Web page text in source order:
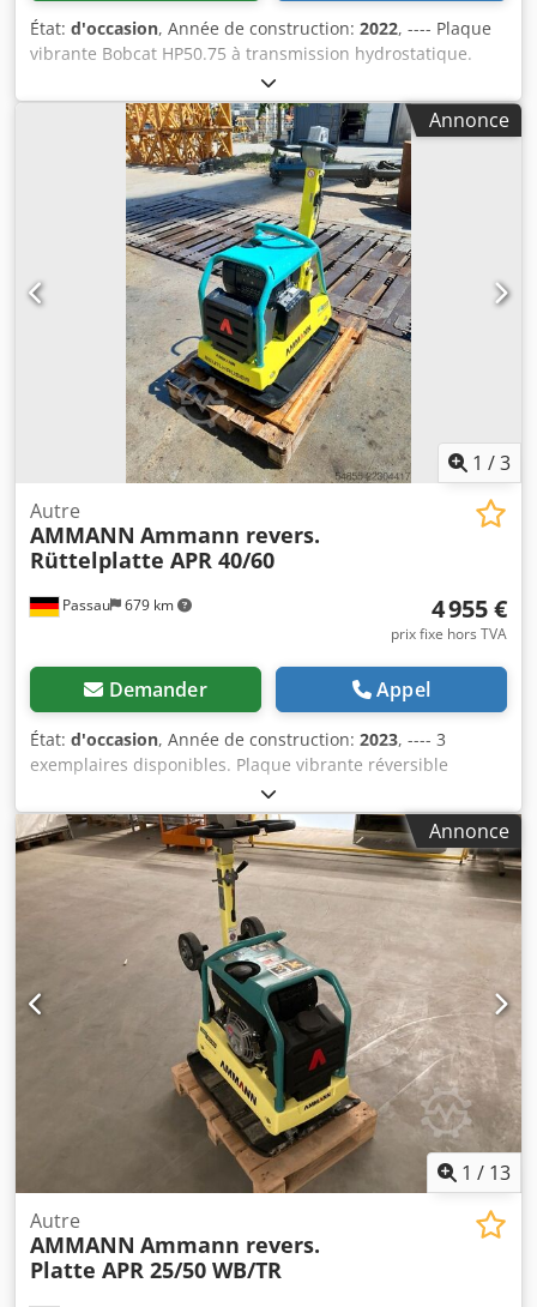
État: d'occasion, Année de construction: 2022, ---- Plaque
vibrante Bobcat HP50.75 à transmission hydrostatique.
Poids de la machine : 350 kg Longueur de la plaque :
450 mm Longueur de la machine : 900 mm Djdjzkz Tkjpfx
Ad Nsck Longueur de la machine avec la poignée :
1 600 mm Hauteur de la machine : 820 mm Hauteur de la
poignée (en position de travail) : 1 000 mm Hauteur de la
poignée (en position de transport) : 1 500 mm Largeur de
la machine : 450 / 600 / 750 mm Moteur : Hatz Supra
1D50S Carburant : diesel Puissance du moteur (tr/min) :
7 kW à 3 200 tr/min Fréquence de vibration maximale :
70 Hz Force centrifuge maximale : 50 kN Capacité de
pente : 36 % Amplitude : 1,7 mm
Annonce
1 /3
Passau 679 km
Autre
AMMANN Ammann revers.
Rüttelplatte APR 40/60
4 955 €
prix fixe hors TVA
Demander Appel
État: d'occasion, Année de construction: 2023, ---- 3
exemplaires disponibles. Plaque vibrante réversible
Ammann APR 40/60 N° d'équipement : 100563147 Année
de fabrication : 2023 Plaque vibrante réversible Ammann
APR 40/60 N° d'équipement : 100563148 Année de
fabrication : 2023 Caractéristiques : Dcsdjzkzzbjpfx Ad Nek
Moteur : Hatz / Diesel Poids de la machine : 284 kg Largeur
de compactage : 600 mm
Annonce
1 / 13
Autre
AMMANN Ammann revers.
Platte APR 25/50 WB/TR